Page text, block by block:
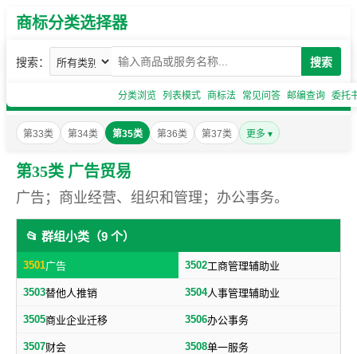
商标分类选择器
搜索： 搜索
分类浏览 列表模式 商标法 常见问答 邮编查询 委托
第33类 第34类 第35类 第36类 第37类 更多 ▾
第35类 广告贸易
广告；商业经营、组织和管理；办公事务。
📂 群组小类（9 个）
3501广告 3502工商管理辅助业
3503替他人推销 3504人事管理辅助业
3505商业企业迁移 3506办公事务
3507财会 3508单一服务